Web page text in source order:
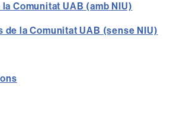
Comunitat UAB (amb NIU)
de la Comunitat UAB (sense NIU)